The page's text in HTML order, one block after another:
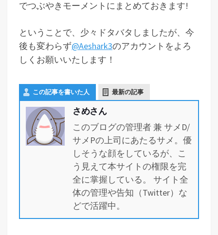
でつぶやきモーメントにまとめておきます!
ということで、少々ドタバタしましたが、今
後も変わらず@Aeshark3のアカウントをよろ
しくお願いいたします！
この記事を書いた人 最新の記事
さめさん
このブログの管理者 兼 サメD/
サメPの上司にあたるサメ。優
しそうな顔をしているが、こ
う見えて本サイトの権限を完
全に掌握している。 サイト全
体の管理や告知（Twitter）な
どで活躍中。